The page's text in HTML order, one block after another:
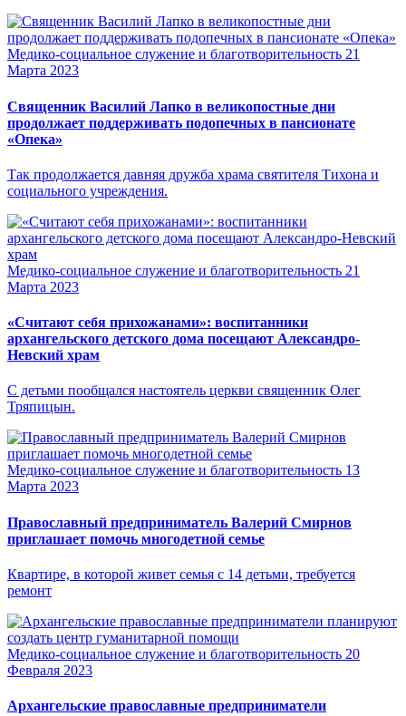
Медико-социальное служение и благотворительность 21
Марта 2023
Священник Василий Лапко в великопостные дни
продолжает поддерживать подопечных в пансионате
«Опека»
Так продолжается давняя дружба храма святителя Тихона и
социального учреждения.
Медико-социальное служение и благотворительность 21
Марта 2023
«Считают себя прихожанами»: воспитанники
архангельского детского дома посещают Александро-
Невский храм
С детьми пообщался настоятель церкви священник Олег
Тряпицын.
Медико-социальное служение и благотворительность 13
Марта 2023
Православный предприниматель Валерий Смирнов
приглашает помочь многодетной семье
Квартире, в которой живет семья с 14 детьми, требуется
ремонт
Медико-социальное служение и благотворительность 20
Февраля 2023
Архангельские православные предприниматели